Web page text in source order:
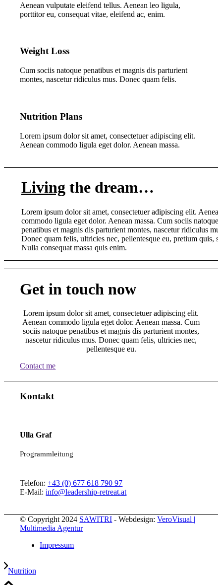
Aenean vulputate eleifend tellus. Aenean leo ligula,
porttitor eu, consequat vitae, eleifend ac, enim.
Weight Loss
Cum sociis natoque penatibus et magnis dis parturient
montes, nascetur ridiculus mus. Donec quam felis.
Nutrition Plans
Lorem ipsum dolor sit amet, consectetuer adipiscing elit.
Aenean commodo ligula eget dolor. Aenean massa.
Living the dream…
Lorem ipsum dolor sit amet, consectetuer adipiscing elit. Aenean
commodo ligula eget dolor. Aenean massa. Cum sociis natoque
penatibus et magnis dis parturient montes, nascetur ridiculus
Donec quam felis, ultricies nec, pellentesque eu, pretium quis,
Nulla consequat massa quis enim.
Get in touch now
Lorem ipsum dolor sit amet, consectetuer adipiscing elit.
Aenean commodo ligula eget dolor. Aenean massa. Cum
sociis natoque penatibus et magnis dis parturient montes,
nascetur ridiculus mus. Donec quam felis, ultricies nec,
pellentesque eu.
Contact me
Kontakt
Ulla Graf
Programmleitung
Telefon:+43 (0) 677 618 790 97
E-Mail:info@leadership-retreat.at
© Copyright 2024 SAWITRI -Webdesign:VeroVisual |
Multimedia Agentur
Impressum
Nutrition